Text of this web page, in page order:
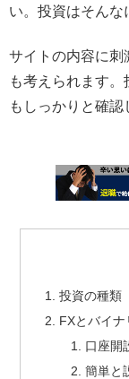
い。投資はそんな
サイトの内容に刺
も考えられます
もしっかりと確認
投資の種類
FXとバイ
口座開
簡単と